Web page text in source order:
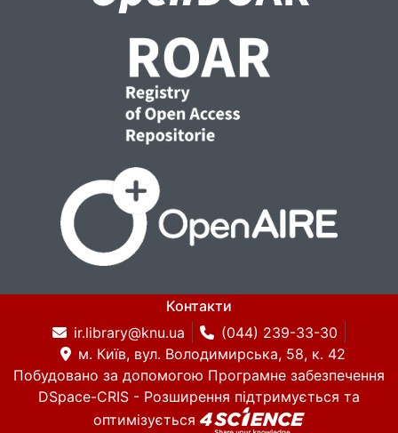
Контакти
ir.library@knu.ua
(044) 239-33-30
м. Київ, вул. Володимирська, 58, к. 42
Побудовано за допомогою Програмне забезпечення
DSpace-CRIS - Розширення підтримується та
оптимізується